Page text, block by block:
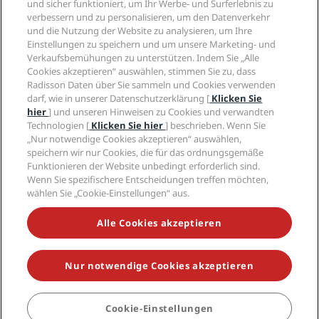
BUCHEN
Familienfreundliche Hotels
Gesundheit & Sicherheit
Karriere RHG
Karriere PPHE
Karrieren EHL
The Club by RHG
Entwicklungsmöglichkeiten
Responsible Business – Unser Engagement
Einkauf
Privacy Centre
Rechtliche Hinweise
Radisson Rewards Geschäftsbedingungen
Website-Nutzungsvereinbarung
Digitale Barrierefreiheit
Moderne Sklaverei – Erklärung
Hilfe
Verbrauchermeldungen
Kontakt
FAQ
Inhaltsübersicht
Soziale Medien
Marken von Radisson Hotels
VERPASSEN SIE NIEMALS UNSERE BELIEBTESTEN
ANGEBOTE
© 2026 Radisson Hotel Group.Alle Rechte vorbehalten. RHG Radisson
Hotel Group, Radisson, Radisson RED, Radisson Blu, Radisson Collection,
Radisson Individuals, Park Plaza, Park Inn, Country Inn & Suites, Prize by
Radisson, Radisson Rewards und Radisson Meetings sind Warenzeichen
der Radisson Hotel Group.
und sicher funktioniert, um Ihr Werbe- und Surferlebnis zu
verbessern und zu personalisieren, um den Datenverkehr
und die Nutzung der Website zu analysieren, um Ihre
Einstellungen zu speichern und um unsere Marketing- und
Verkaufsbemühungen zu unterstützen. Indem Sie „Alle
Cookies akzeptieren“ auswählen, stimmen Sie zu, dass
Radisson Daten über Sie sammeln und Cookies verwenden
darf, wie in unserer Datenschutzerklärung [ Klicken Sie
hier] und unseren Hinweisen zu Cookies und verwandten
Technologien [ Klicken Sie hier] beschrieben. Wenn Sie
„Nur notwendige Cookies akzeptieren“ auswählen,
speichern wir nur Cookies, die für das ordnungsgemäße
Funktionieren der Website unbedingt erforderlich sind.
Wenn Sie spezifischere Entscheidungen treffen möchten,
wählen Sie „Cookie-Einstellungen“ aus.
Alle Cookies akzeptieren
Nur notwendige Cookies akzeptieren
Cookie-Einstellungen